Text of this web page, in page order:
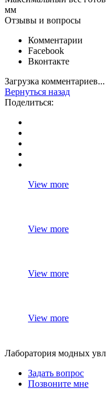
мм
Отзывы и вопросы
Комментарии
Facebook
Вконтакте
Загрузка комментариев...
Вернуться назад
Поделиться:
View more
View more
View more
View more
Лаборатория модных
Задать вопрос
Позвоните мне